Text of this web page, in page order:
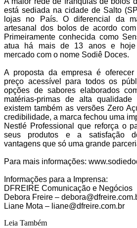
está sediada na cidade de Salto
lojas no País. O diferencial da
artesanal dos bolos de acordo
Primeiramente conhecida como
atua há mais de 13 anos e hoje
mercado com o nome Sodiê Doces.
A proposta da empresa é
preço acessível para todos os
opções de sabores elaborados
matérias-primas de alta
existem também as versões Zero
credibilidade, a marca fechou uma
Nestlé Professional que reforça o
seus produtos e a satisfação
vantagens que só uma grande
Para mais informações:
Informações para a Imprensa:
DFREIRE Comunicação e Negócios
Debora Freire –
Liane Mota – liane@dfreire.com.br
Leia Também